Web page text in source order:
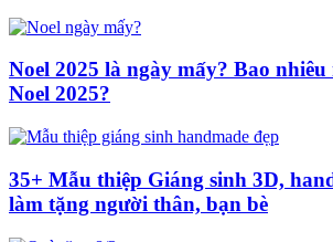
Noel 2025 là ngày mấy? Bao
Noel 2025?
35+ Mẫu thiệp Giáng sinh 3D,
làm tặng người thân, bạn bè